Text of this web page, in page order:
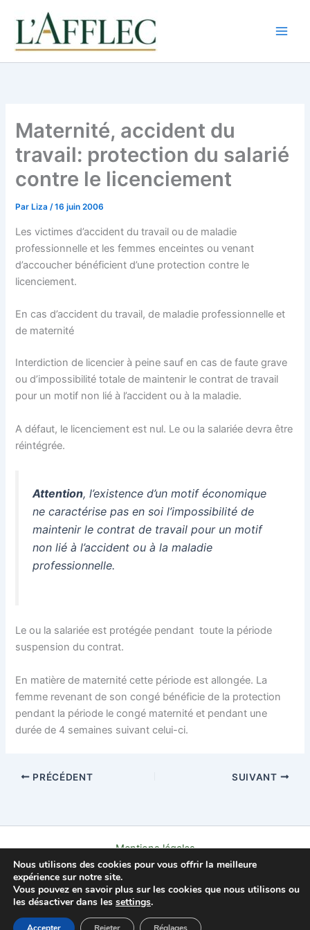
contenu
Maternité, accident du
travail: protection du salarié
contre le licenciement
Par Liza/16 juin 2006
Les victimes d’accident du travail ou de maladie
professionnelle et les femmes enceintes ou venant
d’accoucher bénéficient d’une protection contre le
licenciement.
En cas d’accident du travail, de maladie professionnelle et
de maternité
Interdiction de licencier à peine sauf en cas de faute grave
ou d’impossibilité totale de maintenir le contrat de travail
pour un motif non lié à l’accident ou à la maladie.
A défaut, le licenciement est nul. Le ou la salariée devra être
réintégrée.
Attention, l’existence d’un motif économique
ne caractérise pas en soi l’impossibilité de
maintenir le contrat de travail pour un motif
non lié à l’accident ou à la maladie
professionnelle.
Le ou la salariée est protégée pendant toute la période
suspension du contrat.
En matière de maternité cette période est allongée. La
femme revenant de son congé bénéficie de la protection
pendant la période le congé maternité et pendant une
durée de 4 semaines suivant celui-ci.
PRÉCÉDENT SUIVANT
Mentions légales
Politique de confidentialité
À propos
Copyright © 2026 L'AFFLEC
Nous utilisons des cookies pour vous offrir la meilleure
expérience sur notre site.
Vous pouvez en savoir plus sur les cookies que nous utilisons ou
les désactiver dans les settings.